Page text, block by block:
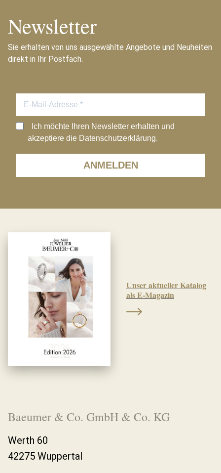
Newsletter
Sie erhalten von uns ausgewählte Angebote und Neuheiten
direkt in Ihr Postfach.
ANMELDEN
Ich möchte Ihren Newsletter erhalten und
akzeptiere die Datenschutzerklärung.
Unser aktueller Katalog
als E-Magazin
Baeumer & Co. GmbH & Co. KG
Werth 60
42275 Wuppertal